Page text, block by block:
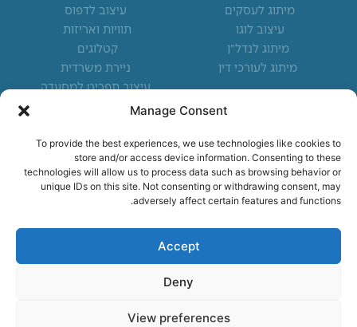
Manage Consent
To provide the best experiences, we use technologies like cookies to
store and/or access device information. Consenting to these
technologies will allow us to process data such as browsing behavior or
unique IDs on this site. Not consenting or withdrawing consent, may
adversely affect certain features and functions.
Accept
Deny
View preferences
מיתוג לעסקים
עיצוב לוגו
מיתוג לנדל"ן
מיתוג לעורכי דין
עיצוב לדפוס
תוויות ואריזות
קטלוגים
ניירת משרדית
עיצוב תפריט למסעדה
משרד פרסום בצפון
משרד פרסום בחיפה
משרד פרסום בקריות
נותנים שירות לעסקים בכל
תנאי שימוש|מדיניות פרטיות